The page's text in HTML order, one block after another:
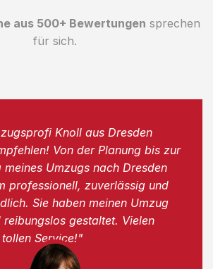
aus 500+ Bewertungen sprechen
für sich.
Knoll aus Dresden
Von der Planung bis zur
meines Umzugs nach Dresden
professionell, zuverlässig und
Sie haben meinen Umzug
reibungslos gestaltet. Vielen
Service!"